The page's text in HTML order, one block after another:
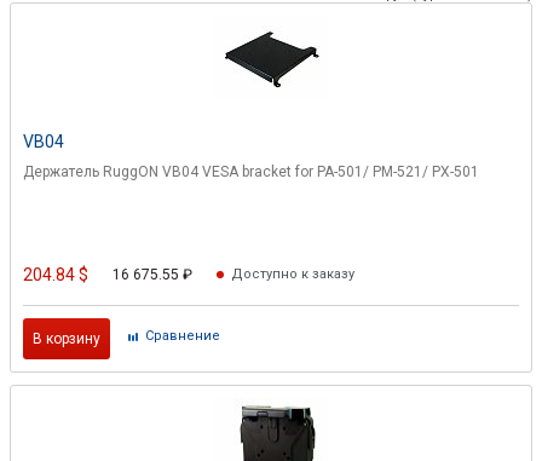
VB04
Держатель RuggON VB04 VESA bracket for PA-501/ PM-521/ PX-501
204.84$ 16 675.55 ₽ Доступно к заказу
В корзину Cравнение